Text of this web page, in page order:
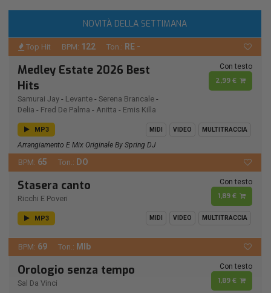
NOVITÀ DELLA SETTIMANA
Top Hit BPM: 122 Ton.: RE -
Medley Estate 2026 Best
Hits
Samurai Jay - Levante - Serena Brancale -
Delia - Fred De Palma - Anitta - Emis Killa
Con testo
2,99 €
MP3 MIDI VIDEO MULTITRACCIA
Arrangiamento E Mix Originale By Spring DJ
BPM: 65 Ton.: DO
Stasera canto
Ricchi E Poveri
Con testo
1,89 €
MP3 MIDI VIDEO MULTITRACCIA
BPM: 69 Ton.: MIb
Orologio senza tempo
Sal Da Vinci
Con testo
1,89 €